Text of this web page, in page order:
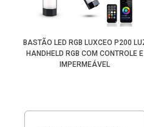
BASTÃO LED RGB LUXCEO P200
HANDHELD RGB COM CONTROLE E
IMPERMEÁVEL